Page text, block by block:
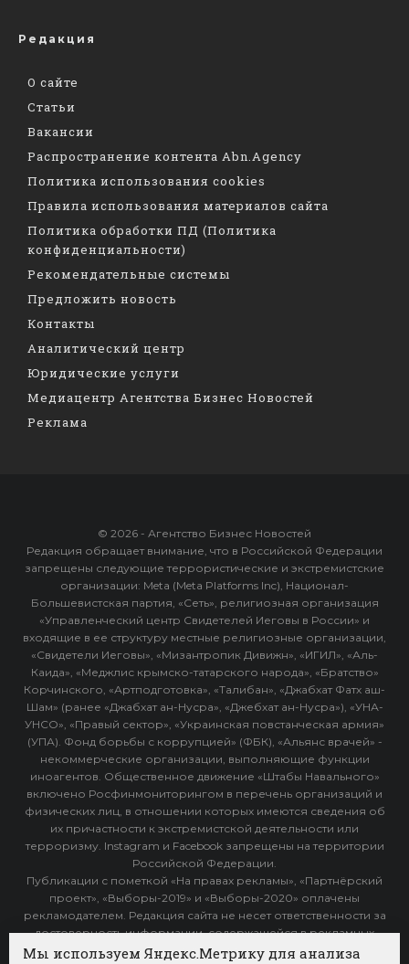
Редакция
О сайте
Статьи
Вакансии
Распространение контента Abn.Agency
Политика использования cookies
Правила использования материалов сайта
Политика обработки ПД (Политика
конфиденциальности)
Рекомендательные системы
Предложить новость
Контакты
Аналитический центр
Юридические услуги
Медиацентр Агентства Бизнес Новостей
Реклама
© 2026 - Агентство Бизнес Новостей
Редакция обращает внимание, что в Российской Федерации
запрещены следующие террористические и экстремистские
организации: Meta (Meta Platforms Inc), Национал-
Большевистская партия, «Сеть», религиозная организация
«Управленческий центр Свидетелей Иеговы в России» и
входящие в ее структуру местные религиозные организации,
«Свидетели Иеговы», «Мизантропик Дивижн», «ИГИЛ», «Аль-
Каида», «Меджлис крымско-татарского народа», «Братство»
Корчинского, «Артподготовка», «Талибан», «Джабхат Фатх аш-
Шам» (ранее «Джабхат ан-Нусра», «Джебхат ан-Нусра»), «УНА-
УНСО», «Правый сектор», «Украинская повстанческая армия»
(УПА). Фонд борьбы с коррупцией» (ФБК), «Альянс врачей» -
некоммерческие организации, выполняющие функции
иноагентов. Общественное движение «Штабы Навального»
включено Росфинмониторингом в перечень организаций и
физических лиц, в отношении которых имеются сведения об
их причастности к экстремистской деятельности или
терроризму. Instagram и Facebook запрещены на территории
Российской Федерации.
Публикации с пометкой «На правах рекламы», «Партнёрский
проект», «Выборы-2019» и «Выборы-2020» оплачены
рекламодателем. Редакция сайта не несет ответственности за
достоверность информации, содержащейся в рекламных
объявлениях.
Мы используем Яндекс.Метрику для анализа